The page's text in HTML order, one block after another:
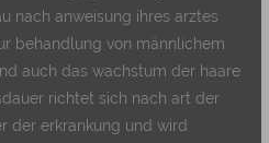
nach anweisung ihres arztes
behandlung von männlichem
auch das wachstum der haare
richtet sich nach art der
der erkrankung und wird